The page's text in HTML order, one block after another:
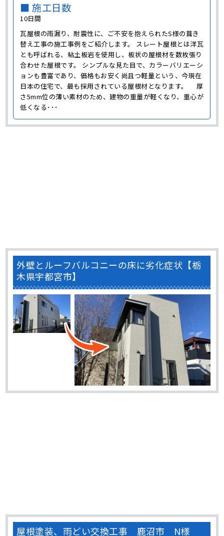
■ 施工日数
10日間
瓦屋根の雨漏り、耐震性に、ご不安を抱えられたS様の葺き
替え工事の施工事例をご紹介します。 スレート屋根とは洋瓦
とも呼ばれる、粘土板岩を使用し、板状の屋根材を数枚張り
合わせた屋根です。 シンプルな見た目で、カラーバリエーシ
ョンも豊富であり、価格もお安く尚且つ軽量という、今現在
日本の住宅で、最も採用されている屋根材となります。 厚
さ5mm位の薄い素材のため、建物の重量が軽くなり、重心が
低くなる･･･
外壁とルーフバルコニーの床に劣化症状【栃
木県宇都宮市】
屋根塗装、雨どい交換工事 鹿沼市 N様